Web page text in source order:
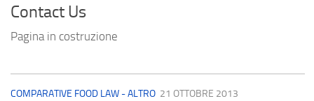
Contact Us
Pagina in costruzione
COMPARATIVE FOOD LAW - ALTRO 21 OTTOBRE 2013